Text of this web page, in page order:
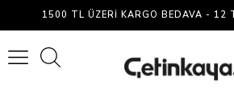
1500 TL ÜZERI KARGO BEDAVA - 12